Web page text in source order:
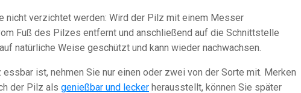
nicht verzichtet werden: Wird der Pilz mit einem Messer
Fuß des Pilzes entfernt und anschließend auf die Schnittstelle
natürliche Weise geschützt und kann wieder nachwachsen.
ist, nehmen Sie nur einen oder zwei von der Sorte mit. Merken
der Pilz als genießbar und lecker herausstellt, können Sie später